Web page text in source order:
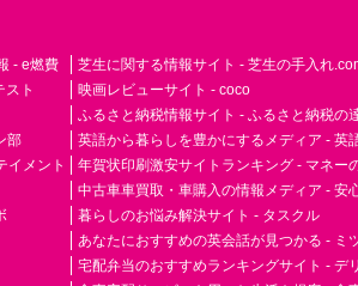
- e燃費
スト
部
イメント
芝生に関する情報サイト - 芝生の手入れ
映画レビューサイト - coco
ふるさと納税情報サイト - ふるさと納税の
英語から暮らしを豊かにするメディア - 英
年賀状印刷激安サイトランキング - マネー
中古車車買取・車購入の情報メディア - 安
暮らしのお悩み解決サイト - タスクル
あなたにおすすめの英会話が見つかる - ミ
宅配弁当のおすすめランキングサイト - デ